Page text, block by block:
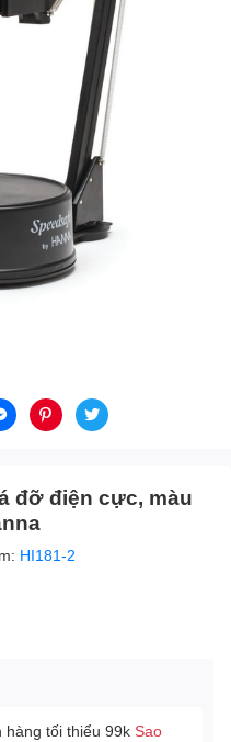
đỡ điện cực, màu
HI181-2
hàng tối thiểu 99k Sao